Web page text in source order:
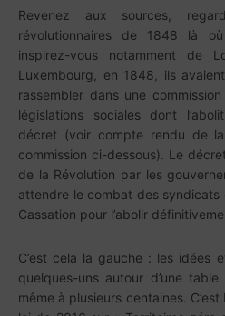
Revenez aux sources,
révolutionnaires de 1848 là où
inspirez-vous notamment de
Luxembourg, en 1848, ils
rassembler dans une
législations sociales dont
décret (voir compte rendu de
commission ci-dessous). Le
de la Révolution par les
attendre le combat des syndicats
Cassation pour l’abolir
C’est cela la gauche : les idées
quelques-uns autour d’une
même à plusieurs centaines.